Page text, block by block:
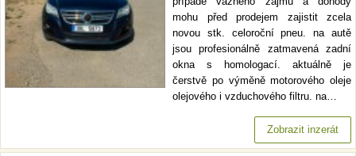
mohu před prodejem zajistit zcela
novou stk. celoroční pneu. na autě
jsou profesionálně zatmavená zadní
okna s homologací. aktuálně je
čerstvě po výměně motorového oleje
olejového i vzduchového filtru. na…
Zobrazit inzerát